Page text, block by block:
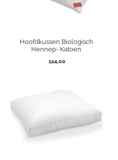
Hoofdkussen Biologisch
Hennep- Katoen
124,00